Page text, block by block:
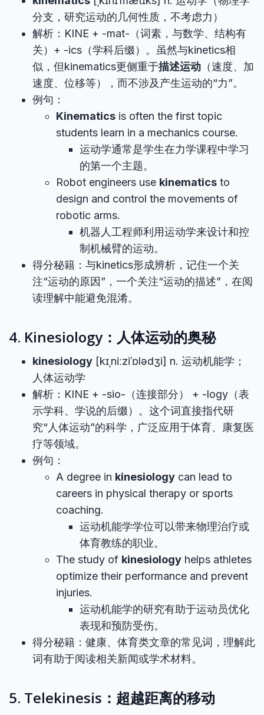
分支，研究运动的几何性质，不考虑力）
解析：KINE + -mat-（词素，与数学、结构有
关）+ -ics（学科后缀）。虽然与kinetics相
似，但kinematics更侧重于描述运动 （速度、加
速度、位移等），而不涉及产生运动的“力”。
例句：
Kinematics is often the first topic
students learn in a mechanics course.
运动学通常是学生在力学课程中学习
的第一个主题。
Robot engineers use kinematics to
design and control the movements of
robotic arms.
机器人工程师利用运动学来设计和控
制机械臂的运动。
得分秘籍：与kinetics形成辨析，记住一个关
注“运动的原因”，一个关注“运动的描述”，在阅
读理解中能避免混淆。
4. Kinesiology：人体运动的奥秘
kinesiology [kɪˌniːziˈɒlədʒi] n. 运动机能学；
人体运动学
解析：KINE + -sio-（连接部分） + -logy（表
示学科、学说的后缀）。这个词直接指代研
究“人体运动”的科学，广泛应用于体育、康复医
疗等领域。
例句：
A degree in kinesiology can lead to
careers in physical therapy or sports
coaching.
运动机能学学位可以带来物理治疗或
体育教练的职业。
The study of kinesiology helps athletes
optimize their performance and prevent
injuries.
运动机能学的研究有助于运动员优化
表现和预防受伤。
得分秘籍：健康、体育类文章的常见词，理解此
词有助于阅读相关新闻或学术材料。
5. Telekinesis：超越距离的移动